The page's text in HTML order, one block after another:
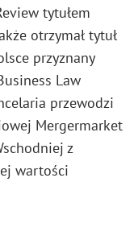
tytułem
otrzymał tytuł
przyznany
Law
przewodzi
Mergermarket
z
wartości